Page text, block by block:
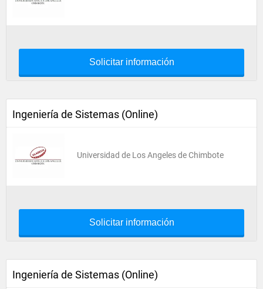
Solicitar información
Ingeniería de Sistemas (Online)
Universidad de Los Angeles de Chimbote
Solicitar información
Ingeniería de Sistemas (Online)